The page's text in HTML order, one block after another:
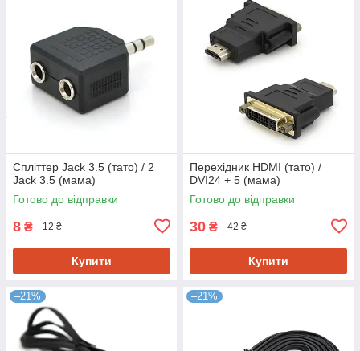
Спліттер Jack 3.5 (тато) / 2
Jack 3.5 (мама)
Готово до відправки
8 ₴ 12 ₴
Купити
Перехідник HDMI (тато) /
DVI24 + 5 (мама)
Готово до відправки
30 ₴ 42 ₴
Купити
–21% –21%